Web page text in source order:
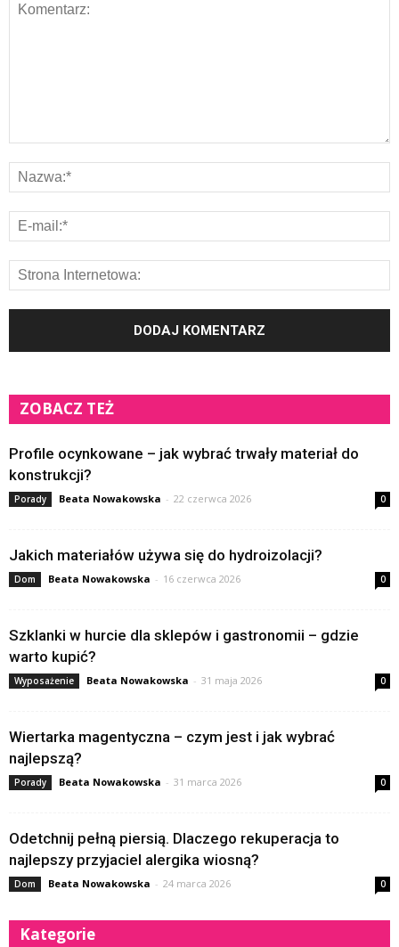
ZOBACZ TEŻ
Profile ocynkowane – jak wybrać trwały materiał do
konstrukcji?
Porady Beata Nowakowska - 22 czerwca 2026 0
Jakich materiałów używa się do hydroizolacji?
Dom Beata Nowakowska - 16 czerwca 2026 0
Szklanki w hurcie dla sklepów i gastronomii – gdzie
warto kupić?
Wyposażenie Beata Nowakowska - 31 maja 2026 0
Wiertarka magentyczna – czym jest i jak wybrać
najlepszą?
Porady Beata Nowakowska - 31 marca 2026 0
Odetchnij pełną piersią. Dlaczego rekuperacja to
najlepszy przyjaciel alergika wiosną?
Dom Beata Nowakowska - 24 marca 2026 0
Kategorie